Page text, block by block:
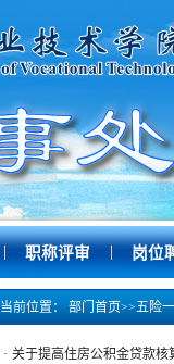
| 职称评审 | 岗位
当前位置： 部门首页>>五险
· 关于提高住房公积金贷款核